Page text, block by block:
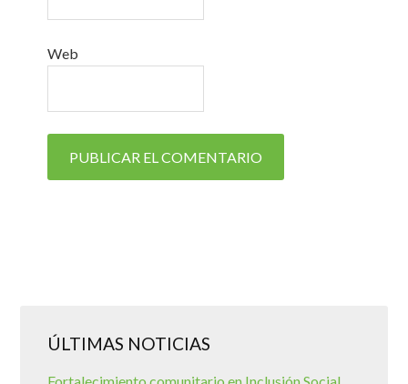
Web
ÚLTIMAS NOTICIAS